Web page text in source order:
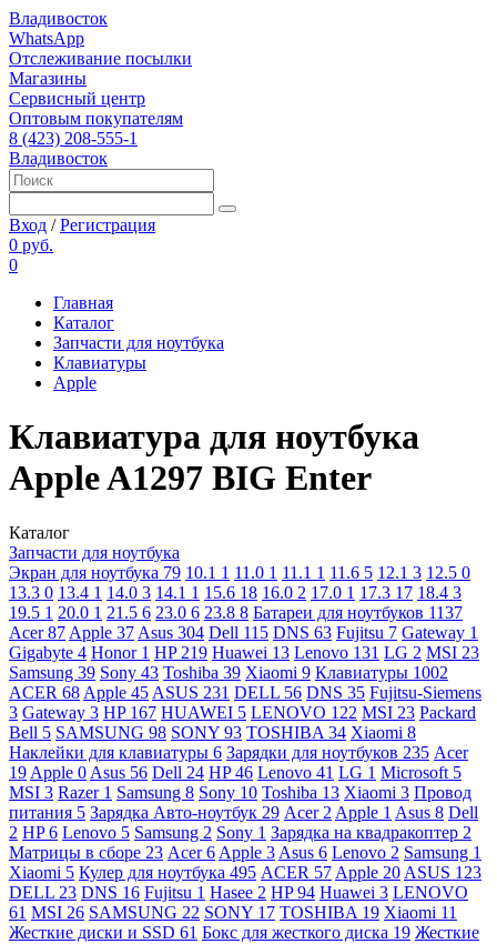
Владивосток
WhatsApp
Отслеживание посылки
Магазины
Сервисный центр
Оптовым покупателям
8 (423) 208-555-1
Владивосток
Вход /Регистрация
0 руб.
0
Главная
Каталог
Запчасти для ноутбука
Клавиатуры
Apple
Клавиатура для ноутбука
Apple A1297 BIG Enter
Каталог
Запчасти для ноутбука
Экран для ноутбука 79 10.1 1 11.0 1 11.1 1 11.6 5 12.1 3 12.5 0
13.3 0 13.4 1 14.0 3 14.1 1 15.6 18 16.0 2 17.0 1 17.3 17 18.4 3
19.5 1 20.0 1 21.5 6 23.0 6 23.8 8 Батареи для ноутбуков 1137
Acer87 Apple 37 Asus 304 Dell 115 DNS 63 Fujitsu 7 Gateway 1
Gigabyte 4 Honor 1 HP 219 Huawei 13 Lenovo 131 LG 2 MSI 23
Samsung 39 Sony 43 Toshiba 39 Xiaomi 9 Клавиатуры 1002
ACER 68 Apple 45 ASUS 231 DELL 56 DNS 35 Fujitsu-Siemens
3 Gateway 3 HP 167 HUAWEI 5 LENOVO 122 MSI 23 Packard
Bell 5 SAMSUNG 98 SONY 93 TOSHIBA 34 Xiaomi 8
Наклейки для клавиатуры 6 Зарядки для ноутбуков 235 Acer
19 Apple 0 Asus 56 Dell 24 HP46 Lenovo 41 LG 1 Microsoft 5
MSI 3 Razer 1 Samsung 8 Sony 10 Toshiba 13 Xiaomi 3 Провод
питания 5 Зарядка Авто-ноутбук 29 Acer 2 Apple 1 Asus 8 Dell
2 HP6 Lenovo 5 Samsung 2 Sony 1 Зарядка на квадракоптер 2
Матрицы в сборе 23 Acer6 Apple 3 Asus 6 Lenovo 2 Samsung 1
Xiaomi 5 Кулер для ноутбука 495 ACER 57 Apple 20 ASUS 123
DELL 23 DNS 16 Fujitsu 1 Hasee 2 HP94 Huawei 3 LENOVO
61 MSI 26 SAMSUNG 22 SONY 17 TOSHIBA 19 Xiaomi 11
Жесткие диски и SSD 61 Бокс для жесткого диска 19 Жесткие